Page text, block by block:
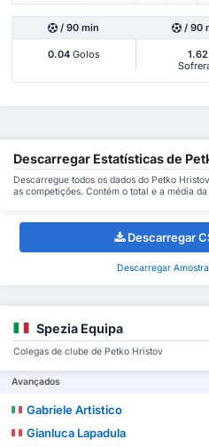
/ 90 min / 90
0.04Golos
1.62
Descarregar Estatísticas de
Descarregue todos os dados do Petko
as competições. Contém o total e a média da
Descarregar
Descarregar
Spezia Equipa
Colegas de clube de Petko Hristov
Avançados
Gabriele Artistico
Gianluca Lapadula